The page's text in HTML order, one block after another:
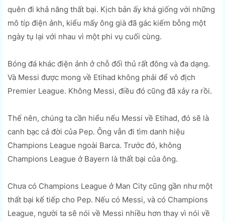
quên đi khả năng thất bại. Kịch bản ấy khá giống với những
mô típ điện ảnh, kiểu mấy ông già đã gác kiếm bỗng một
ngày tụ lại với nhau vì một phi vụ cuối cùng.
Bóng đá khác điện ảnh ở chỗ đối thủ rất đông và đa dạng.
Và Messi được mong về Etihad không phải để vô địch
Premier League. Không Messi, điều đó cũng đã xảy ra rồi.
Thế nên, chúng ta cần hiểu nếu Messi về Etihad, đó sẽ là
canh bạc cả đời của Pep. Ông vẫn đi tìm danh hiệu
Champions League ngoài Barca. Trước đó, không
Champions League ở Bayern là thất bại của ông.
Chưa có Champions League ở Man City cũng gần như một
thất bại kế tiếp cho Pep. Nếu có Messi, và có Champions
League, người ta sẽ nói về Messi nhiều hơn thay vì nói về